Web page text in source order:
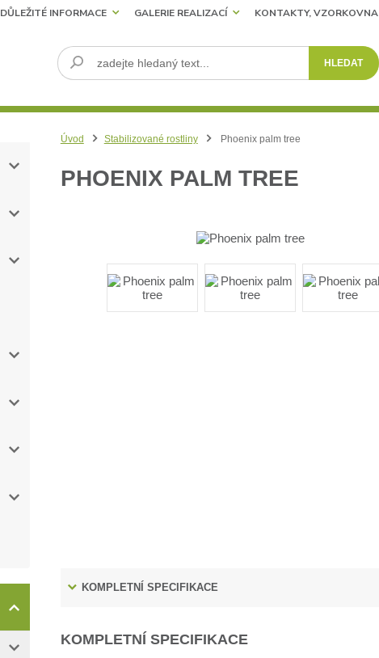
DŮLEŽITÉ INFORMACE GALERIE REALIZACÍ KONTAKTY, VZORKOVNA
HLEDAT
Úvod Stabilizované rostliny Phoenix palm tree
PHOENIX PALM TREE
KOMPLETNÍ SPECIFIKACE
KOMPLETNÍ SPECIFIKACE